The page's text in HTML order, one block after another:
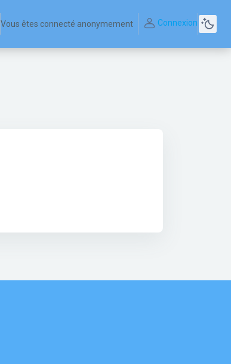
Vous êtes connecté anonymement Connexion